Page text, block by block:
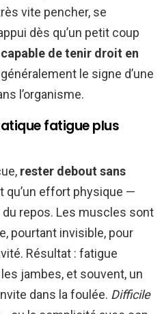
vite pencher, se
dès qu’un petit coup
de tenir droit en
le signe d’une
l’organisme.
fatigue plus
rester debout sans
qu’un effort physique —
du repos. Les muscles sont
pourtant invisible, pour
Résultat : fatigue
jambes, et souvent, un
dans la foulée. Difficile